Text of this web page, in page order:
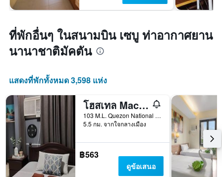
ที่พักอื่นๆ ในสนามบิน เซบู ท่าอากาศยาน
นานาชาติมัคตัน
แสดงที่พักทั้งหมด 3,598 แห่ง
โฮสเทล Mactan District Budgetel - Lapu Lapu Cebu
103 M.L. Quezon National Highway, เซบู, ฟิลิปปินส์
5.5 กม. จากใจกลางเมือง
฿563
ดูข้อเสนอ